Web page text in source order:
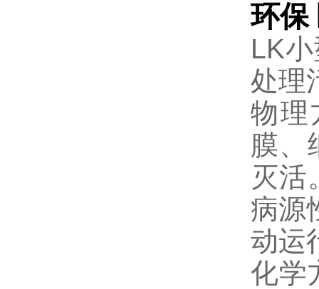
环保
LK
处理
物理
膜、
灭活
病源
动运
化学